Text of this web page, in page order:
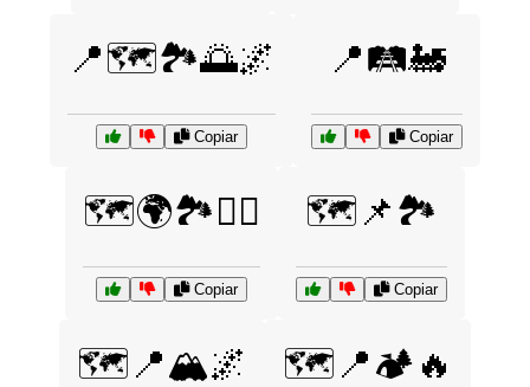
📍🗺️🏞️🌅🌌
Copiar
📍🛤️🚂
Copiar
🗺️🌍🏞️🚴‍♀️
Copiar
🗺️📌🏞️
Copiar
🗺️📍🏔️🌌 🗺️📍🏕️🔥